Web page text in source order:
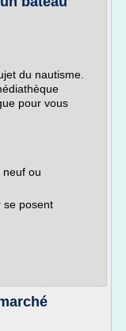
du nautisme.
pour vous
neuf ou
se posent